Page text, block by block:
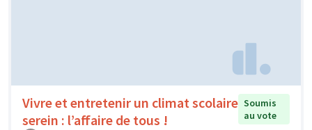
Vivre et entretenir un climat scolaire
serein : l’affaire de tous !
Soumis
au vote